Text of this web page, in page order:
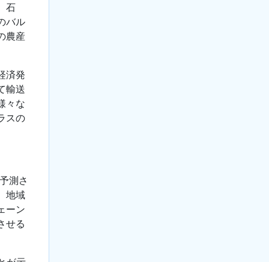
石
バル
農産
済発
輸送
々な
スの
測さ
地域
ーン
せる